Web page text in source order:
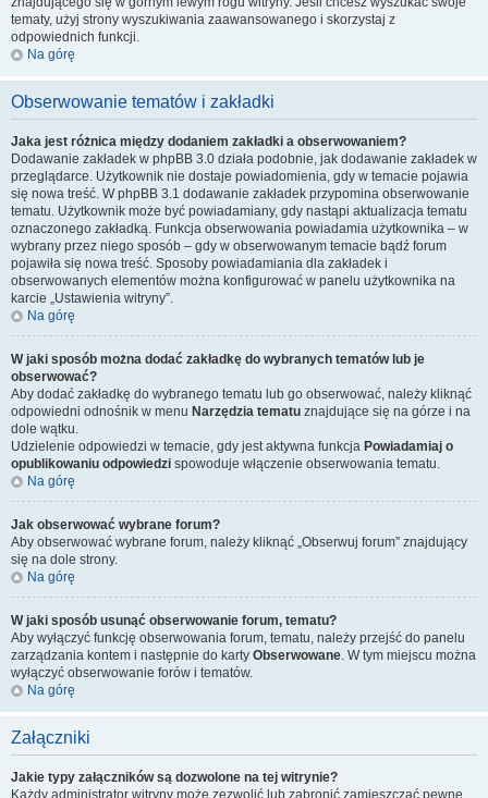
tematy, użyj strony wyszukiwania zaawansowanego i skorzystaj z
odpowiednich funkcji.
Na górę
Obserwowanie tematów i zakładki
Jaka jest różnica między dodaniem zakładki a obserwowaniem?
Dodawanie zakładek w phpBB 3.0 działa podobnie, jak dodawanie zakładek w
przeglądarce. Użytkownik nie dostaje powiadomienia, gdy w temacie pojawia
się nowa treść. W phpBB 3.1 dodawanie zakładek przypomina obserwowanie
tematu. Użytkownik może być powiadamiany, gdy nastąpi aktualizacja tematu
oznaczonego zakładką. Funkcja obserwowania powiadamia użytkownika – w
wybrany przez niego sposób – gdy w obserwowanym temacie bądź forum
pojawiła się nowa treść. Sposoby powiadamiania dla zakładek i
obserwowanych elementów można konfigurować w panelu użytkownika na
karcie „Ustawienia witryny”.
Na górę
W jaki sposób można dodać zakładkę do wybranych tematów lub je
obserwować?
Aby dodać zakładkę do wybranego tematu lub go obserwować, należy kliknąć
odpowiedni odnośnik w menu Narzędzia tematu znajdujące się na górze i na
dole wątku.
Udzielenie odpowiedzi w temacie, gdy jest aktywna funkcja Powiadamiaj o
opublikowaniu odpowiedzi spowoduje włączenie obserwowania tematu.
Na górę
Jak obserwować wybrane forum?
Aby obserwować wybrane forum, należy kliknąć „Obserwuj forum” znajdujący
się na dole strony.
Na górę
W jaki sposób usunąć obserwowanie forum, tematu?
Aby wyłączyć funkcję obserwowania forum, tematu, należy przejść do panelu
zarządzania kontem i następnie do karty Obserwowane. W tym miejscu można
wyłączyć obserwowanie forów i tematów.
Na górę
Załączniki
Jakie typy załączników są dozwolone na tej witrynie?
Każdy administrator witryny może zezwolić lub zabronić zamieszczać pewne